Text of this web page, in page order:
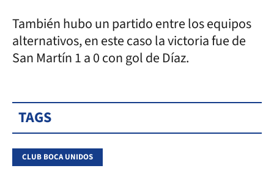
También hubo un partido entre los equipos
alternativos, en este caso la victoria fue de
San Martín 1 a 0 con gol de Díaz.
TAGS
CLUB BOCA UNIDOS